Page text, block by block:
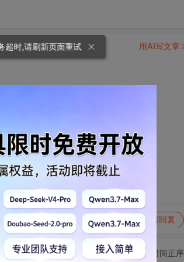
。。。有薪酬的噢(面议)
举报 写回复
用AI写文章
切换为时间正序
超时,请刷新页面重试